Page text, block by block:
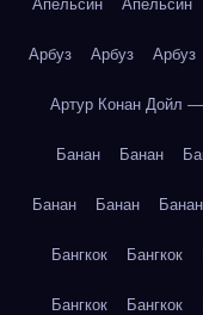
Апельсин Апельсин
Арбуз Арбуз Арбуз
Артур Конан Дойл
Банан Банан
Банан Банан Банан
Бангкок Бангкок
Бангкок Бангкок